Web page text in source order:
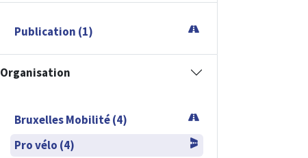
Publication (1)
Organisation
Bruxelles Mobilité (4)
Pro vélo (4)